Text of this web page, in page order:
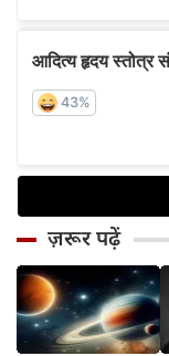
ज़रूर पढ़ें